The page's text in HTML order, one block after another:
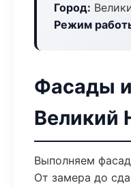
Город:
Режим
Фасады
Великий
Выполняем
От замера до